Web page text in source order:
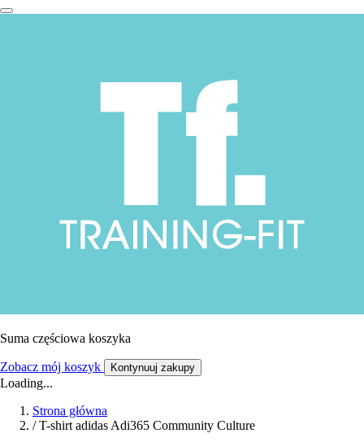
Suma częściowa koszyka
Zobacz mój koszyk Kontynuuj zakupy
Loading...
Strona główna
/ T-shirt adidas Adi365 Community Culture